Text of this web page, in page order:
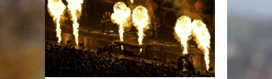
Journal